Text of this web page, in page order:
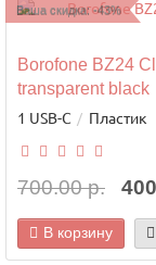
Ваша скидка: -43%
Borofone BZ24
transparent black
1 USB-C Пластик
700.00 р.
В корзину